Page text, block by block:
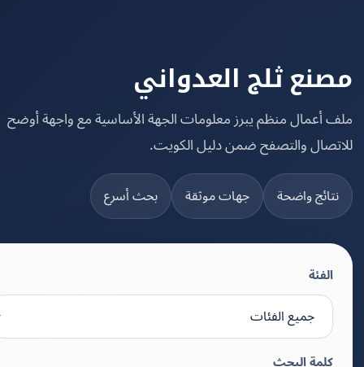
ثلج العدواني
منظم يبرز معلومات الجهة الأساسية مع واجهة أوضح
والتصفح ضمن دليل الكويت.
واضحة جهات موثقة بحث أسرع